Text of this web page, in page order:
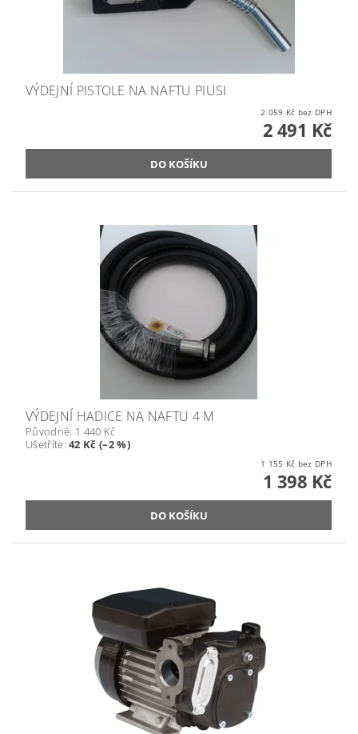
VÝDEJNÍ PISTOLE NA NAFTU PIUSI
2 059 Kč bez DPH
2 491 Kč
VÝDEJNÍ HADICE NA NAFTU 4 M
Původně: 1 440 Kč
Ušetříte:42 Kč (–2 %)
1 155 Kč bez DPH
1 398 Kč